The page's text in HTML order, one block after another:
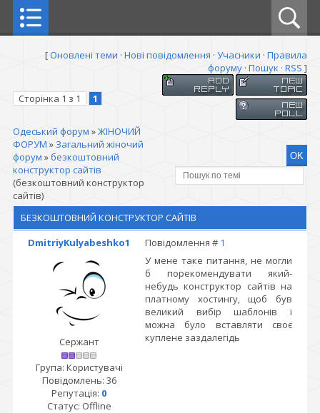
[Оновлені теми · Нові повідомлення · Учасники · Правила
форуму · Пошук · RSS ]
Сторінка 1 з 1 1
Одеський форум »ЖІНОЧИЙ
ФОРУМ » Загальний жіночий
форум »безкоштовний
конструктор сайтів
(безкоштовний конструктор
сайтів)
БЕЗКОШТОВНИЙ КОНСТРУКТОР САЙТІВ
DmitriyKulyabeshko1
Повідомлення # 1
Сержант
Група: Користувачі
Повідомлень: 36
Репутація: 0
Статус: Offline
У мене таке питання, не могли
б порекомендувати який-
небудь конструктор сайтів на
платному хостингу, щоб був
великий вибір шаблонів і
можна було вставляти своє
куплене заздалегідь